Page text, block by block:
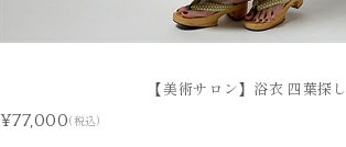
【美術サロン】浴衣 四葉探し
¥77,000(税込)